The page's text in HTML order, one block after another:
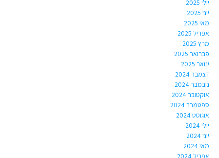
יולי 2025
יוני 2025
מאי 2025
אפריל 2025
מרץ 2025
פברואר 2025
ינואר 2025
דצמבר 2024
נובמבר 2024
אוקטובר 2024
ספטמבר 2024
אוגוסט 2024
יולי 2024
יוני 2024
מאי 2024
אפריל 2024